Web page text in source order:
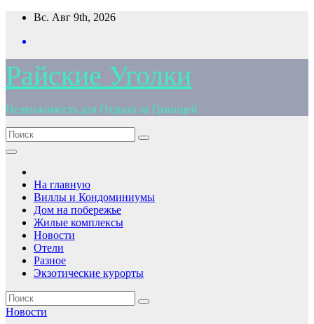
Перейти
содержимому
Вс. Авг 9th, 2026
Райские Уголки
Недвижимость для Отдыха за Границей
На главную
Виллы и Кондоминиумы
Дом на побережье
Жилые комплексы
Новости
Отели
Разное
Экзотические курорты
Новости